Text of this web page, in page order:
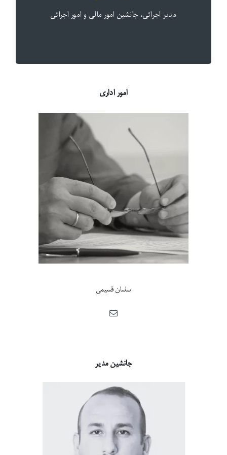
مدیر اجرائی، جانشین امور مالی و امور اجرائی
مسئول و پاسخگوی تمامی امور اداری و مدیریتی مرکز
امور اداری
ساسان قسیمی
جانشین مدیر